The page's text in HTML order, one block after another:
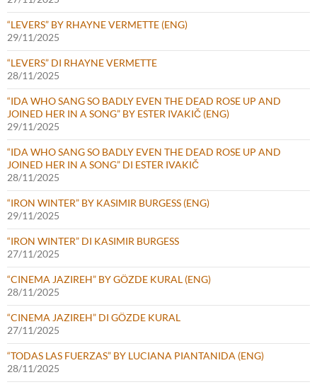
“LEVERS” BY RHAYNE VERMETTE (ENG)
29/11/2025
“LEVERS” DI RHAYNE VERMETTE
28/11/2025
“IDA WHO SANG SO BADLY EVEN THE DEAD ROSE UP AND
JOINED HER IN A SONG” BY ESTER IVAKIČ (ENG)
29/11/2025
“IDA WHO SANG SO BADLY EVEN THE DEAD ROSE UP AND
JOINED HER IN A SONG” DI ESTER IVAKIČ
28/11/2025
“IRON WINTER” BY KASIMIR BURGESS (ENG)
29/11/2025
“IRON WINTER” DI KASIMIR BURGESS
27/11/2025
“CINEMA JAZIREH” BY GÖZDE KURAL (ENG)
28/11/2025
“CINEMA JAZIREH” DI GÖZDE KURAL
27/11/2025
“TODAS LAS FUERZAS” BY LUCIANA PIANTANIDA (ENG)
28/11/2025